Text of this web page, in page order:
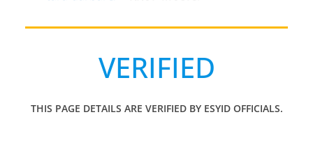
VERIFIED
THIS PAGE DETAILS ARE VERIFIED BY ESYID OFFICIALS.